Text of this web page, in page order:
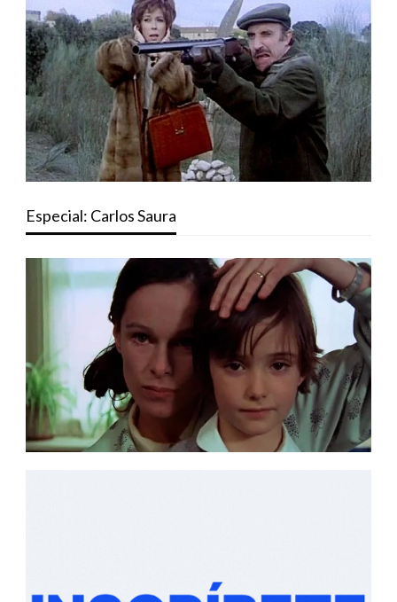
Especial: Carlos Saura